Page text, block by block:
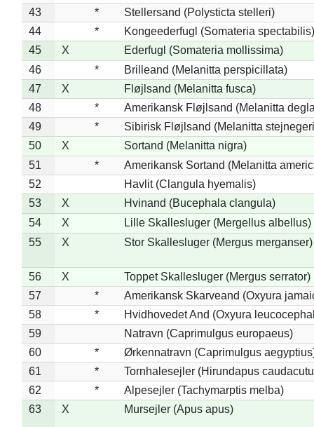
43
*
Stellersand (Polysticta stelleri)
44
*
Kongeederfugl (Somateria spectabilis)
45
X
Ederfugl (Somateria mollissima)
46
*
Brilleand (Melanitta perspicillata)
47
X
Fløjlsand (Melanitta fusca)
48
*
Amerikansk Fløjlsand (Melanitta
49
*
Sibirisk Fløjlsand (Melanitta
50
X
Sortand (Melanitta nigra)
51
*
Amerikansk Sortand (Melanitta
52
Havlit (Clangula hyemalis)
53
X
Hvinand (Bucephala clangula)
54
X
Lille Skallesluger (Mergellus albellus)
55
X Stor Skallesluger (Mergus merganser)
56 X
Toppet Skallesluger (Mergus serrator)
57
*
Amerikansk Skarveand (Oxyura
58
*
Hvidhovedet And (Oxyura
59
Natravn (Caprimulgus europaeus)
60
*
Ørkennatravn (Caprimulgus
61
*
Tornhalesejler (Hirundapus
62
*
Alpesejler (Tachymarptis melba)
63
X Mursejler (Apus apus)